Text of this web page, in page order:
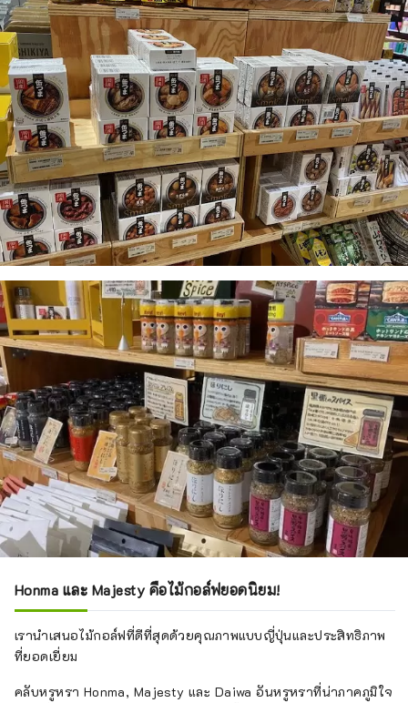
Honma และ Majesty คือไม้กอล์ฟยอดนิยม!
เรานำเสนอไม้กอล์ฟที่ดีที่สุดด้วยคุณภาพแบบญี่ปุ่นและประสิทธิภาพ
ที่ยอดเยี่ยม
คลับหรูหรา Honma, Majesty และ Daiwa อันหรูหราที่น่าภาคภูมิใจ